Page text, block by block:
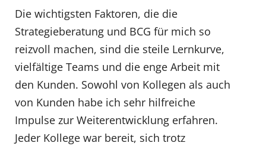
Die wichtigsten Faktoren, die die
Strategieberatung und BCG für mich so
reizvoll machen, sind die steile Lernkurve,
vielfältige Teams und die enge Arbeit mit
den Kunden. Sowohl von Kollegen als auch
von Kunden habe ich sehr hilfreiche
Impulse zur Weiterentwicklung erfahren.
Jeder Kollege war bereit, sich trotz